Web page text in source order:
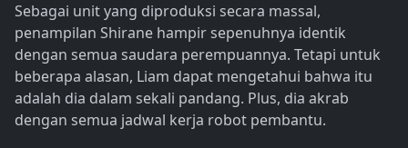
Sebagai unit yang diproduksi secara massal,
penampilan Shirane hampir sepenuhnya identik
dengan semua saudara perempuannya. Tetapi untuk
beberapa alasan, Liam dapat mengetahui bahwa itu
adalah dia dalam sekali pandang. Plus, dia akrab
dengan semua jadwal kerja robot pembantu.